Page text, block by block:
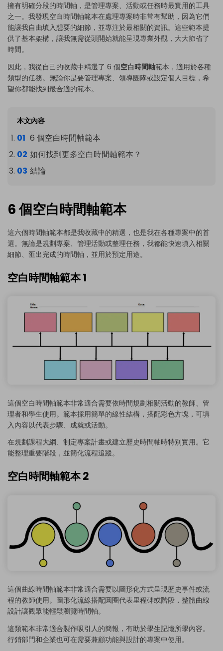
擁有明確分段的時間軸，是管理專案、活動或任務時最實用的工具
之一。我發現空白時間軸範本在處理專案時非常有幫助，因為它們
能讓我自由填入想要的細節，並專注於最相關的資訊。這些範本提
供了基本架構，讓我無需從頭開始就能呈現專業外觀，大大節省了
時間。
因此，我從自己的收藏中精選了 6 個空白時間軸範本，適用於各種
類型的任務。無論你是要管理專案、領導團隊或設定個人目標，希
望你都能找到最合適的範本。
本文內容
6 個空白時間軸範本
如何找到更多空白時間軸範本？
結論
6 個空白時間軸範本
這六個時間軸範本都是我收藏中的精選，也是我在各種專案中的首
選。無論是規劃專案、管理活動或整理任務，我都能快速填入相關
細節、匯出完成的時間軸，並用於預定用途。
空白時間軸範本 1
這個空白時間軸範本非常適合需要依時間規劃相關活動的教師、管
理者和學生使用。範本採用簡單的線性結構，搭配彩色方塊，可填
入內容以代表步驟、成就或活動。
在規劃課程大綱、制定專案計畫或建立歷史時間軸時特別實用。它
能整理重要階段，並簡化流程追蹤。
空白時間軸範本 2
這個曲線時間軸範本非常適合需要以圖形化方式呈現歷史事件或流
程的教師使用。圖形化流線搭配圓圈代表里程碑或階段，整體曲線
設計讓觀眾能輕鬆瀏覽時間軸。
這類範本非常適合製作吸引人的簡報，有助於學生記憶所學內容。
行銷部門和企業也可在需要兼顧功能與設計的專案中使用。